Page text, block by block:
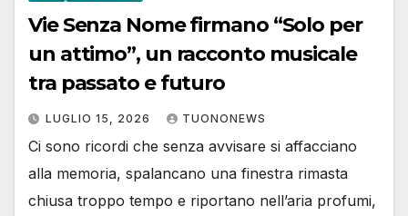
Vie Senza Nome firmano “Solo per
un attimo”, un racconto musicale
tra passato e futuro
LUGLIO 15, 2026 TUONONEWS
Ci sono ricordi che senza avvisare si affacciano
alla memoria, spalancano una finestra rimasta
chiusa troppo tempo e riportano nell’aria profumi,